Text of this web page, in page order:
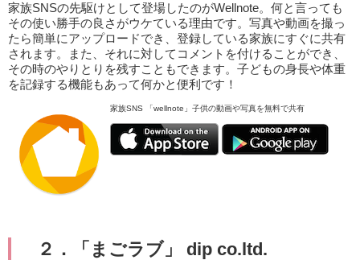
家族SNSの先駆けとして登場したのがWellnote。何と言っても
その使い勝手の良さがウケている理由です。写真や動画を撮っ
たら簡単にアップロードでき、登録している家族にすぐに共有
されます。また、それに対してコメントを付けることができ、
その時のやりとりを残すこともできます。子どもの身長や体重
を記録する機能もあって何かと便利です！
家族SNS 「wellnote」子供の動画や写真を無料で共有
２．「まごラブ」 dip co.ltd.